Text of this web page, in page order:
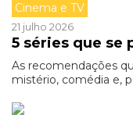
Cinema e TV
21 julho 2026
5 séries que se
As recomendações
mistério, comédia e,